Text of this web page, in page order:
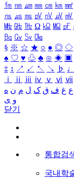
㎙ ㎚ ㎛ ㎜ ㎝ ㎞ ㎟
㎱ ㎲ ㎳ ㎴ ㎵ ㎶ ㎷
㎒ ㎓ ㎔ Ω ㏀ ㏁ ㎊
㏃ ㏉ ㏜ ㏆
§ ※ ☆ ★ ○ ● ◎ ◇
♠ ♡ ♥ ♧ ♣ ⊙ ◈ ▣
‡ ↕ ↗ ↙ ↖ ↘ ♭ ♩
ⅰ
ⅱ ⅲ ⅳ ⅴ ⅵ ⅶ
ع غ ف ق ک ل م ن ه
و ی
닫기
통합검
국내학